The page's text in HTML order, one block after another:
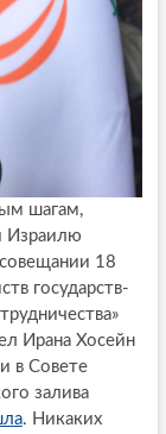
шагам,
Израилю
18
государств-
Ирана Хосейн
в Совете
залива
. Никаких